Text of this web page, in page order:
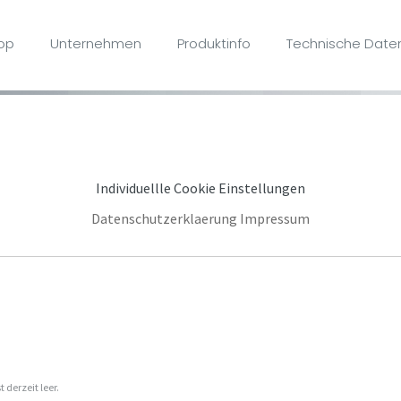
während andere uns helfen, unseren Service laufend
Individuellle Cookie Einstellungen
Datenschutzerklaerung Impressum
Unternehmen Produktinfo Technische
derzeit leer.